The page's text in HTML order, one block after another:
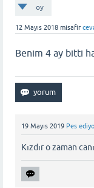
oy
12 Mayıs 2018 misafir
Benim 4 ay bitti
19 Mayıs 2019 Pes
Kızdır o zaman